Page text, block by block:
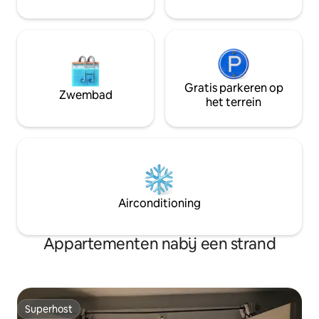
Zwembad
Gratis parkeren op
het terrein
Airconditioning
Appartementen nabij een strand
Superhost
Superhost